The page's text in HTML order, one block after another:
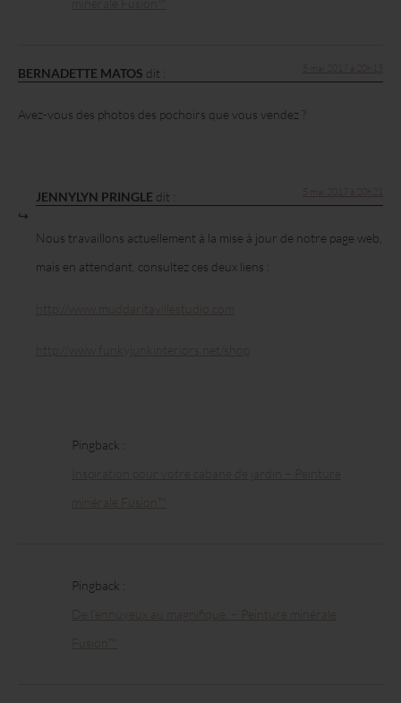
BERNADETTE MATOS dit :
Avez-vous des photos des pochoirs que vous vendez ?
JENNYLYN PRINGLE dit :
Nous travaillons actuellement à la mise à jour de notre page web,
mais en attendant, consultez ces deux liens :
Pingback :
Pingback :